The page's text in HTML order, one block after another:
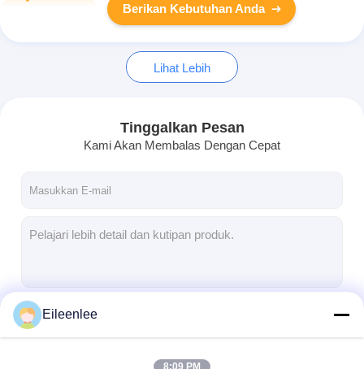
Berikan Kebutuhan Anda
Lihat Lebih
Tinggalkan Pesan
Kami Akan Membalas Dengan Cepat
Eileenlee
8:09 PM